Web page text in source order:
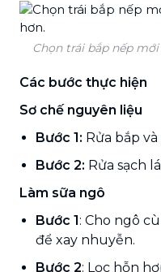
Chọn trái bắp nếp
Các bước thực hiện
Sơ chế nguyên liệu
Bước 1: Rửa bắp
Bước 2: Rửa sạch
Làm sữa ngô
Bước 1: Cho ngô
để xay nhuyễn.
Bước 2: Lọc hỗn